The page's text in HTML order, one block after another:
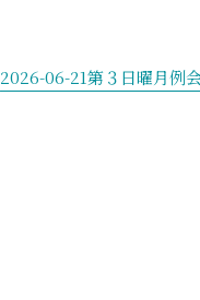
2026-06-21第３日曜月例